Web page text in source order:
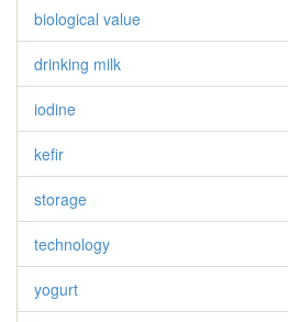
biological value
drinking milk
iodine
kefir
storage
technology
yogurt